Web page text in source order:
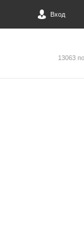
Вход
13063